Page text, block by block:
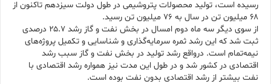
رسیده است، تولید محصولات پتروشیمی در طول دولت سیزدهم تاکنون از
۶۸ میلیون تن در سال به ۷۶ میلیون تن رسید.
از سوی دیگر سه ماه دوم امسال در بخش نفت و گاز رشد ۲۵.۷ درصدی
ثبت شد که این رشد ثمره سرمایه‌گذاری و شناسایی و تکمیل پروژه‌های
نیمه‌تمام است. درواقع رشد تولید در بخش نفت و گاز سبب رشد
اقتصادی در کشور شد و در طول این مدت نیز همواره رشد اقتصادی با
نفت بیشتر از رشد اقتصادی بدون نفت بوده است.